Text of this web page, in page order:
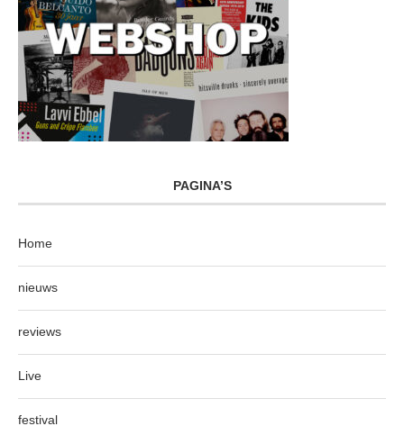
PAGINA’S
Home
nieuws
reviews
Live
festival